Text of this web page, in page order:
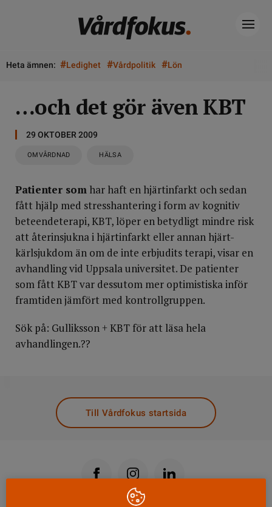
Heta ämnen: #Ledighet #Vårdpolitik #Lön
…och det gör även KBT
29 OKTOBER 2009
OMVÅRDNAD HÄLSA
Patienter som har haft en hjärtinfarkt och sedan
fått hjälp med stresshantering i form av kognitiv
beteendeterapi, KBT, löper en betydligt mindre risk
att återinsjukna i hjärtinfarkt eller annan hjärt-
kärlsjukdom än om de inte erbjudits terapi, visar en
avhandling vid Uppsala universitet. De patienter
som fått KBT var dessutom mer optimistiska inför
framtiden jämfört med kontrollgruppen.
Sök på: Gulliksson + KBT för att läsa hela
avhandlingen.??
Till Vårdfokus startsida